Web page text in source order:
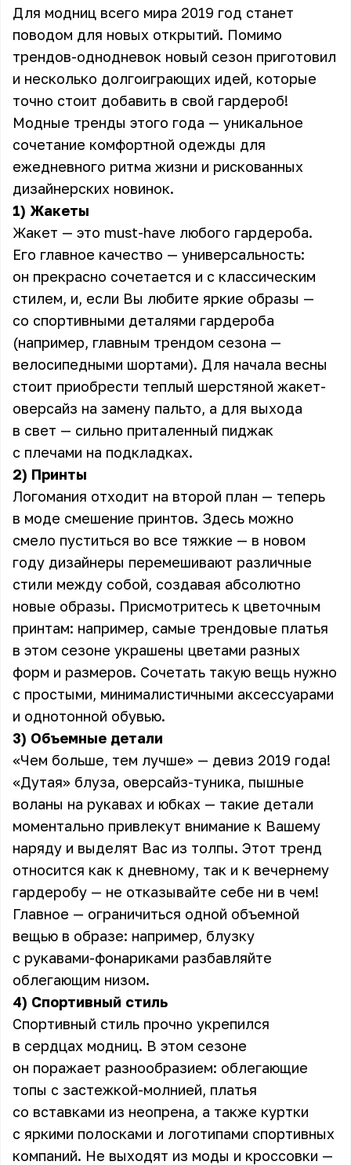
Для модниц всего мира 2019 год станет
поводом для новых открытий. Помимо
трендов-однодневок новый сезон приготовил
и несколько долгоиграющих идей, которые
точно стоит добавить в свой гардероб!
Модные тренды этого года — уникальное
сочетание комфортной одежды для
ежедневного ритма жизни и рискованных
дизайнерских новинок.
1) Жакеты
Жакет — это must-have любого гардероба.
Его главное качество — универсальность:
он прекрасно сочетается и с классическим
стилем, и, если Вы любите яркие образы —
со спортивными деталями гардероба
(например, главным трендом сезона —
велосипедными шортами). Для начала весны
стоит приобрести теплый шерстяной жакет-
оверсайз на замену пальто, а для выхода
в свет — сильно приталенный пиджак
с плечами на подкладках.
2) Принты
Логомания отходит на второй план — теперь
в моде смешение принтов. Здесь можно
смело пуститься во все тяжкие — в новом
году дизайнеры перемешивают различные
стили между собой, создавая абсолютно
новые образы. Присмотритесь к цветочным
принтам: например, самые трендовые платья
в этом сезоне украшены цветами разных
форм и размеров. Сочетать такую вещь нужно
с простыми, минималистичными аксессуарами
и однотонной обувью.
3) Объемные детали
«Чем больше, тем лучше» — девиз 2019 года!
«Дутая» блуза, оверсайз-туника, пышные
воланы на рукавах и юбках — такие детали
моментально привлекут внимание к Вашему
наряду и выделят Вас из толпы. Этот тренд
относится как к дневному, так и к вечернему
гардеробу — не отказывайте себе ни в чем!
Главное — ограничиться одной объемной
вещью в образе: например, блузку
с рукавами-фонариками разбавляйте
облегающим низом.
4) Спортивный стиль
Спортивный стиль прочно укрепился
в сердцах модниц. В этом сезоне
он поражает разнообразием: облегающие
топы с застежкой-молнией, платья
со вставками из неопрена, а также куртки
с яркими полосками и логотипами спортивных
компаний. Не выходят из моды и кроссовки —